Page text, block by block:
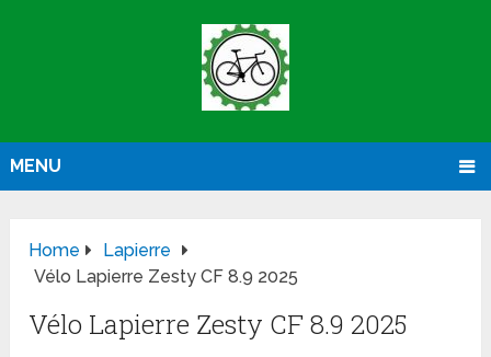
MENU
Home
Lapierre
Vélo Lapierre Zesty CF 8.9 2025
Vélo Lapierre Zesty CF 8.9 2025